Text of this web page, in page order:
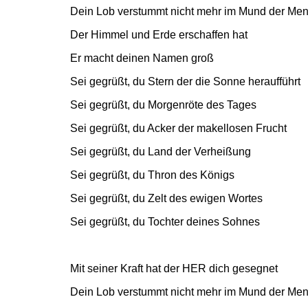
Dein Lob verstummt nicht mehr im Mund der
Der Himmel und Erde erschaffen hat
Er macht deinen Namen groß
Sei gegrüßt, du Stern der die Sonne heraufführt
Sei gegrüßt, du Morgenröte des Tages
Sei gegrüßt, du Acker der makellosen Frucht
Sei gegrüßt, du Land der Verheißung
Sei gegrüßt, du Thron des Königs
Sei gegrüßt, du Zelt des ewigen Wortes
Sei gegrüßt, du Tochter deines Sohnes
Mit seiner Kraft hat der HER dich gesegnet
Dein Lob verstummt nicht mehr im Mund der